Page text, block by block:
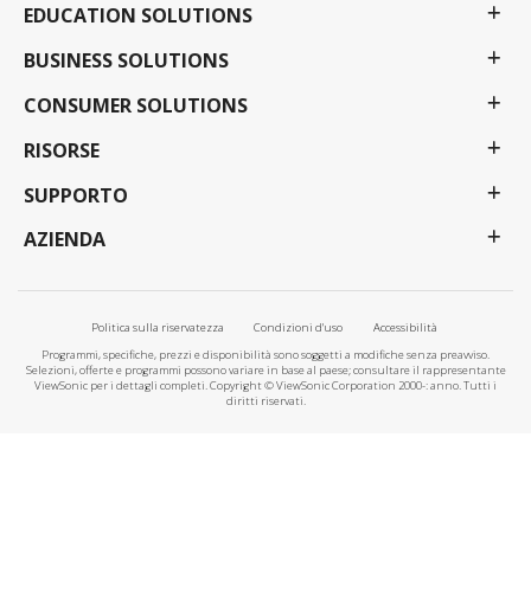
EDUCATION SOLUTIONS
BUSINESS SOLUTIONS
CONSUMER SOLUTIONS
RISORSE
SUPPORTO
AZIENDA
Politica sulla riservatezza Condizioni d'uso
Accessibilità
Programmi, specifiche, prezzi e disponibilità sono soggetti a modifiche senza preavviso.
Selezioni, offerte e programmi possono variare in base al paese; consultare il rappresentante
ViewSonic per i dettagli completi. Copyright © ViewSonic Corporation 2000-: anno. Tutti i
diritti riservati.